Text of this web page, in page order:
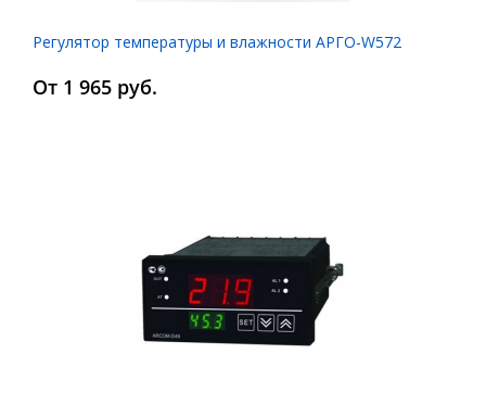
Регулятор температуры и влажности АРГО-W572
От 1 965 руб.